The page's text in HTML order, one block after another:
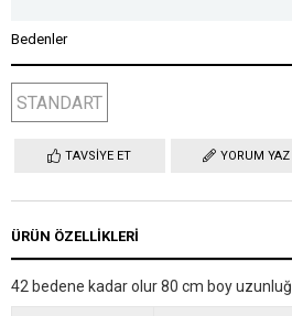
Bedenler
STANDART
TAVSIYE ET YORUM YAZ
ÜRÜN ÖZELLIKLERI
42 bedene kadar olur 80 cm boy